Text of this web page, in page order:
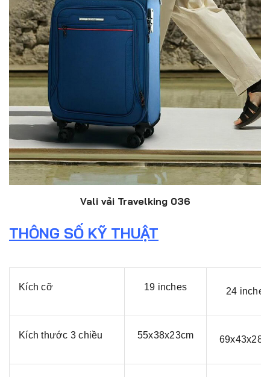
Vali vải Travelking 036
THÔNG SỐ KỸ THUẬT
Kích cỡ 19 inches 24 inches
Kích thước 3 chiều 55x38x23cm